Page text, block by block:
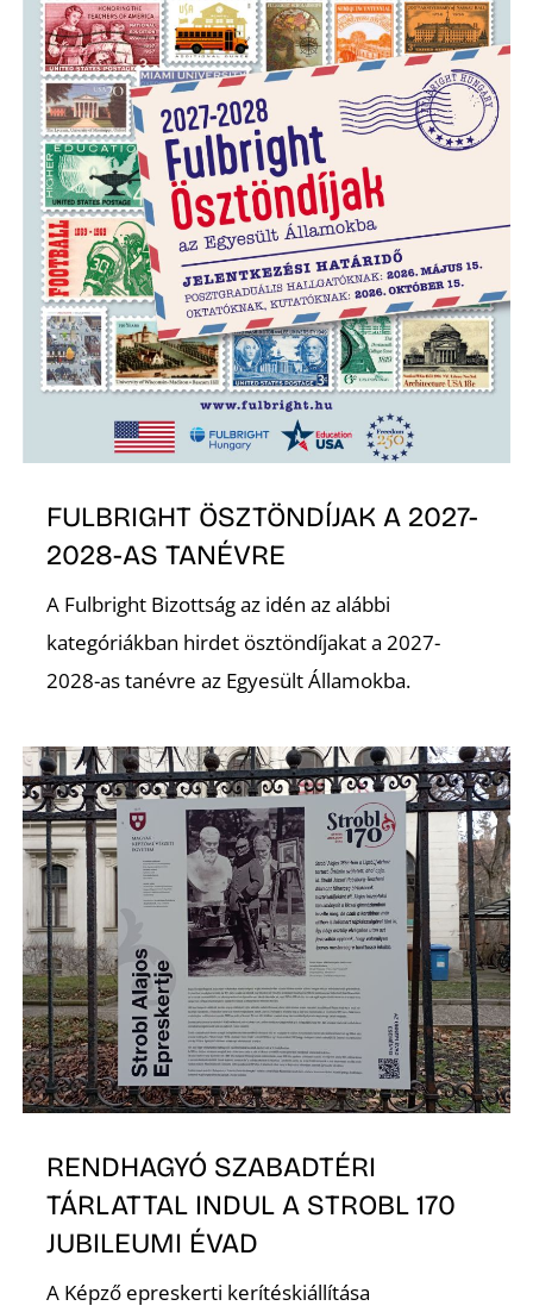
FULBRIGHT ÖSZTÖNDÍJAK A 2027-
2028-AS TANÉVRE
A Fulbright Bizottság az idén az alábbi
kategóriákban hirdet ösztöndíjakat a 2027-
2028-as tanévre az Egyesült Államokba.
RENDHAGYÓ SZABADTÉRI
TÁRLATTAL INDUL A STROBL 170
JUBILEUMI ÉVAD
A Képző epreskerti kerítéskiállítása